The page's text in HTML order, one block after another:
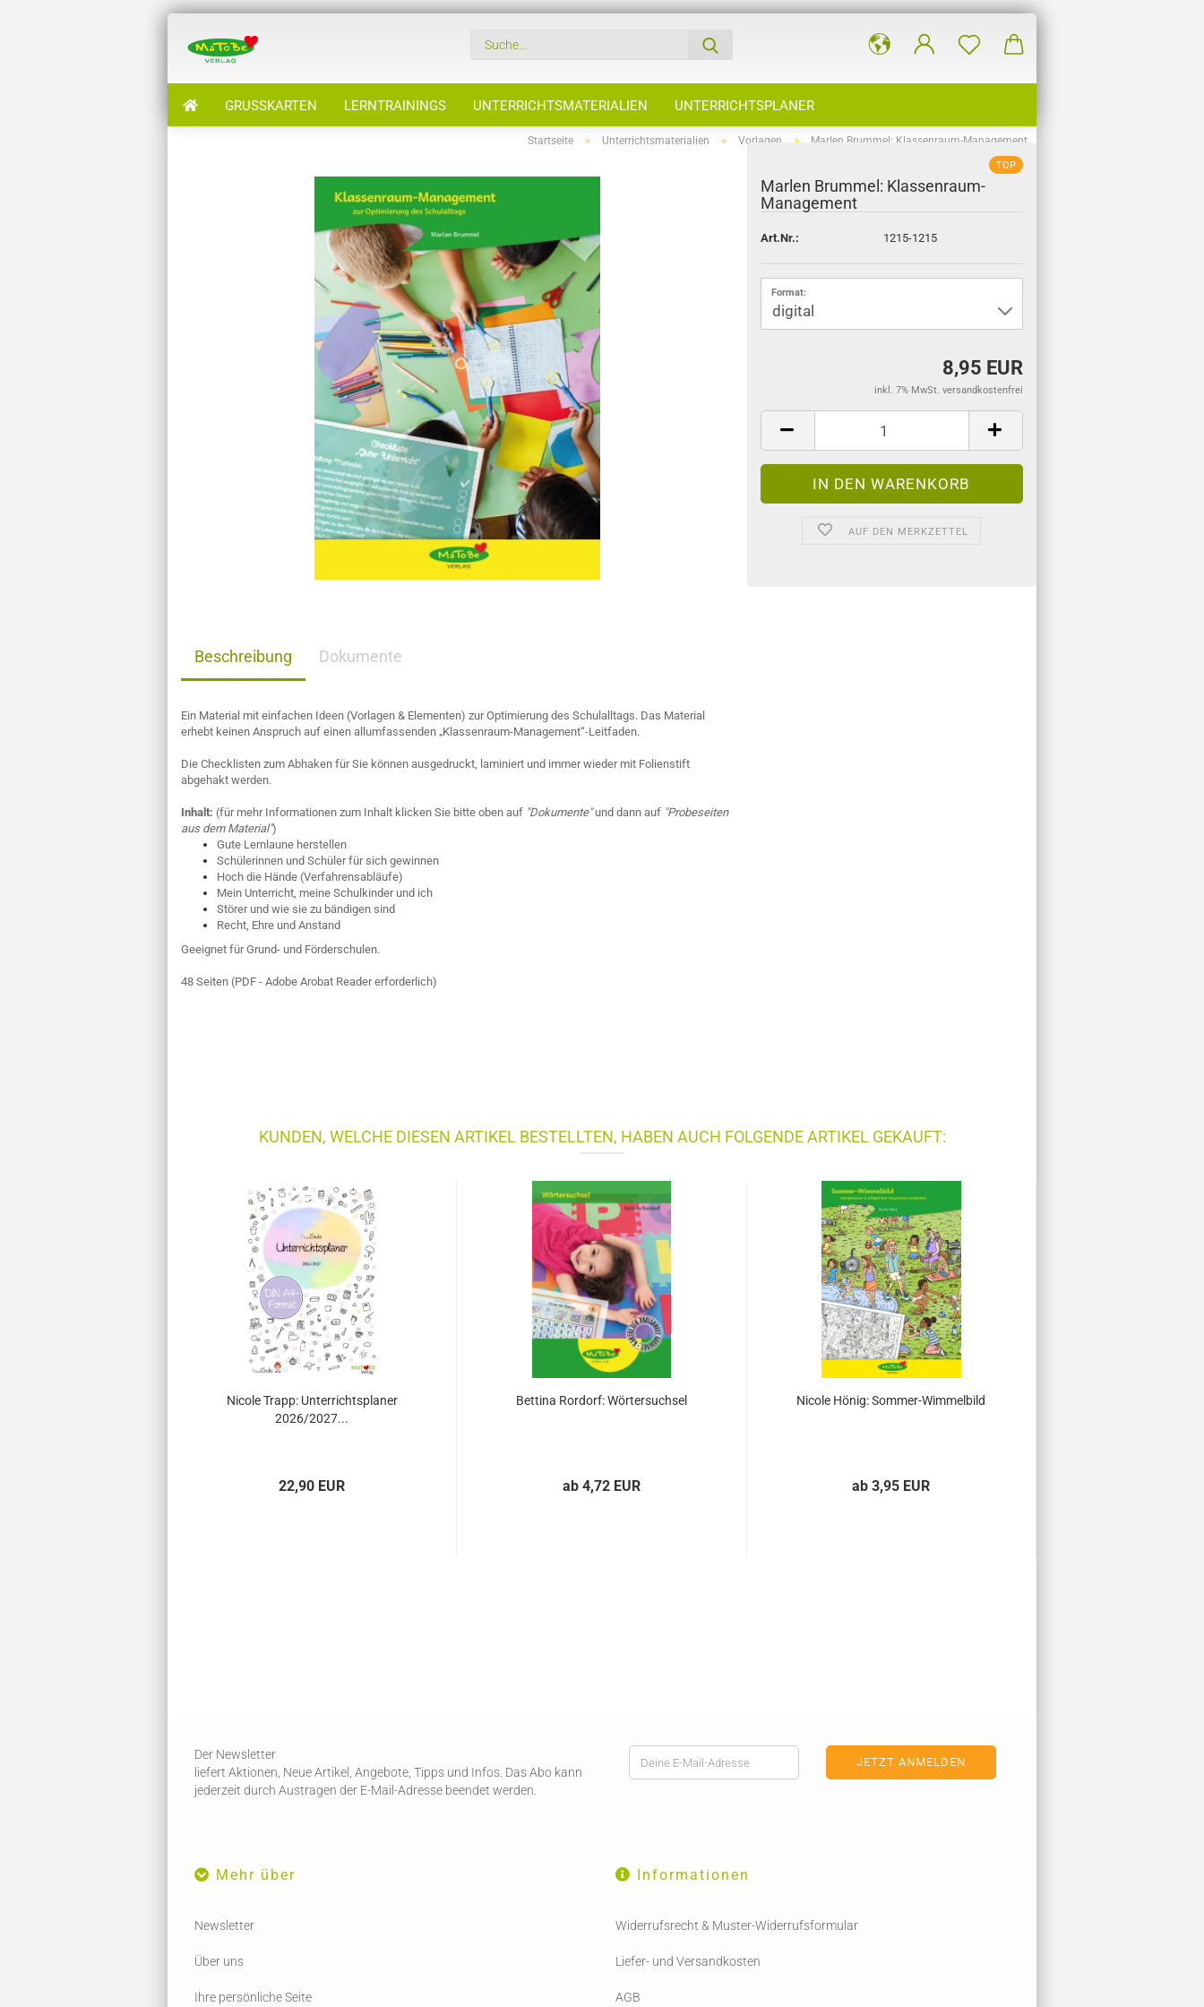
GRUSSKARTEN LERNTRAININGS UNTERRICHTSMATERIALIEN UNTERRICHTSPLANER
Startseite » Unterrichtsmaterialien » Vorlagen » Marlen Brummel: Klassenraum-Management
TOP
Marlen Brummel: Klassenraum-
Management
Art.Nr.: 1215-1215
Format:
8,95 EUR
inkl. 7% MwSt. versandkostenfrei
AUF DEN MERKZETTEL
Beschreibung Dokumente
Ein Material mit einfachen Ideen (Vorlagen & Elementen) zur Optimierung des Schulalltags. Das Material
erhebt keinen Anspruch auf einen allumfassenden „Klassenraum-Management“-Leitfaden.
Die Checklisten zum Abhaken für Sie können ausgedruckt, laminiert und immer wieder mit Folienstift
abgehakt werden.
Inhalt: (für mehr Informationen zum Inhalt klicken Sie bitte oben auf "Dokumente"und dann auf "Probeseiten
aus dem Material")
Gute Lernlaune herstellen
Schülerinnen und Schüler für sich gewinnen
Hoch die Hände (Verfahrensabläufe)
Mein Unterricht, meine Schulkinder und ich
Störer und wie sie zu bändigen sind
Recht, Ehre und Anstand
Geeignet für Grund- und Förderschulen.
48 Seiten (PDF - Adobe Arobat Reader erforderlich)
KUNDEN, WELCHE DIESEN ARTIKEL BESTELLTEN, HABEN AUCH FOLGENDE ARTIKEL GEKAUFT:
Nicole Trapp: Unterrichtsplaner
2026/2027...
22,90 EUR
Bettina Rordorf: Wörtersuchsel
ab 4,72 EUR
Nicole Hönig: Sommer-Wimmelbild
ab 3,95 EUR
Der Newsletter
liefert Aktionen, Neue Artikel, Angebote, Tipps und Infos. Das Abo kann
jederzeit durch Austragen der E-Mail-Adresse beendet werden.
Mehr über
Newsletter
Über uns
Ihre persönliche Seite
Informationen
Widerrufsrecht & Muster-Widerrufsformular
Liefer- und Versandkosten
AGB